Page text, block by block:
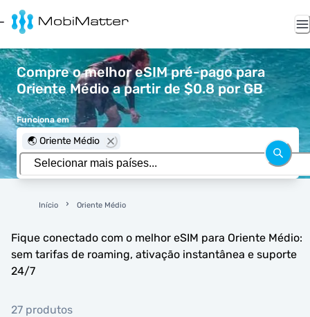
Compre o melhor eSIM pré-pago para
Oriente Médio a partir de $0.8 por GB
Funciona em
🌏 Oriente Médio
Início Oriente Médio
Fique conectado com o melhor eSIM para Oriente Médio:
sem tarifas de roaming, ativação instantânea e suporte
24/7
27 produtos